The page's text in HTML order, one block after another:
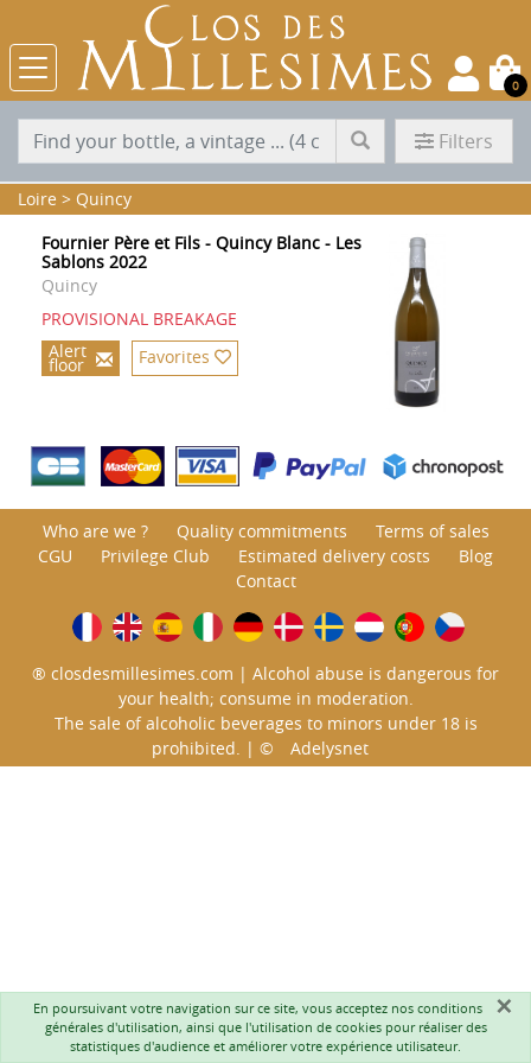
0
Filters
Loire > Quincy
Fournier Père et Fils - Quincy Blanc - Les
Sablons 2022
Quincy
PROVISIONAL BREAKAGE
Alert
floor Favorites
Who are we ? Quality commitments
Terms of sales
CGU
Privilege Club Estimated delivery costs
Blog
Contact
® closdesmillesimes.com | Alcohol abuse is dangerous for
your health; consume in moderation.
The sale of alcoholic beverages to minors under 18 is
prohibited. | ©
Adelysnet
×
En poursuivant votre navigation sur ce site, vous acceptez nos conditions
générales d'utilisation, ainsi que l'utilisation de cookies pour réaliser des
statistiques d'audience et améliorer votre expérience utilisateur.